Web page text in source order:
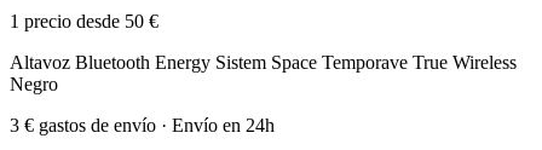
1 precio desde 50 €
Altavoz Bluetooth Energy Sistem Space Temporave True Wireless
Negro
3 € gastos de envío · Envío en 24h